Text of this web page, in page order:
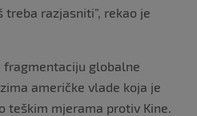
razjasniti”, rekao je
fragmentaciju globalne
američke vlade koja je
teškim mjerama protiv Kine.